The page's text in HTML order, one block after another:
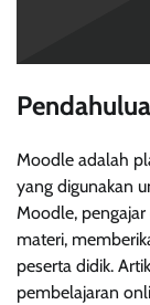
Moodle adalah
yang digunakan
Moodle,
materi,
peserta didik.
pembelajaran